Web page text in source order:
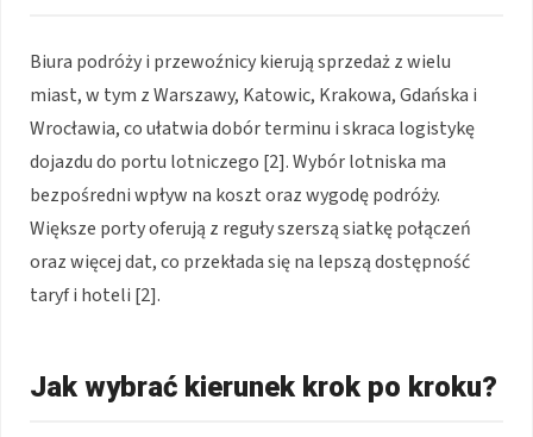
Biura podróży i przewoźnicy kierują sprzedaż z wielu
miast, w tym z Warszawy, Katowic, Krakowa, Gdańska i
Wrocławia, co ułatwia dobór terminu i skraca logistykę
dojazdu do portu lotniczego [2]. Wybór lotniska ma
bezpośredni wpływ na koszt oraz wygodę podróży.
Większe porty oferują z reguły szerszą siatkę połączeń
oraz więcej dat, co przekłada się na lepszą dostępność
taryf i hoteli [2].
Jak wybrać kierunek krok po kroku?